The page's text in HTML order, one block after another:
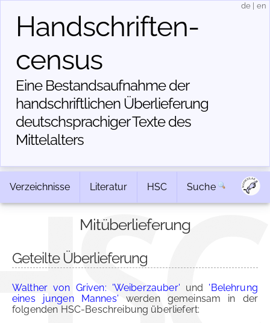
Handschriften­
census
Eine Bestandsaufnahme der
handschriftlichen Über­lieferung
deutschsprachiger Texte des
Mittelalters
de en
Verzeichnisse Literatur HSC Suche
Mitüberlieferung
Geteilte Überlieferung
Walther von Griven: 'Weiberzauber' und 'Belehrung
eines jungen Mannes' werden gemeinsam in der
folgenden HSC-Beschreibung überliefert: